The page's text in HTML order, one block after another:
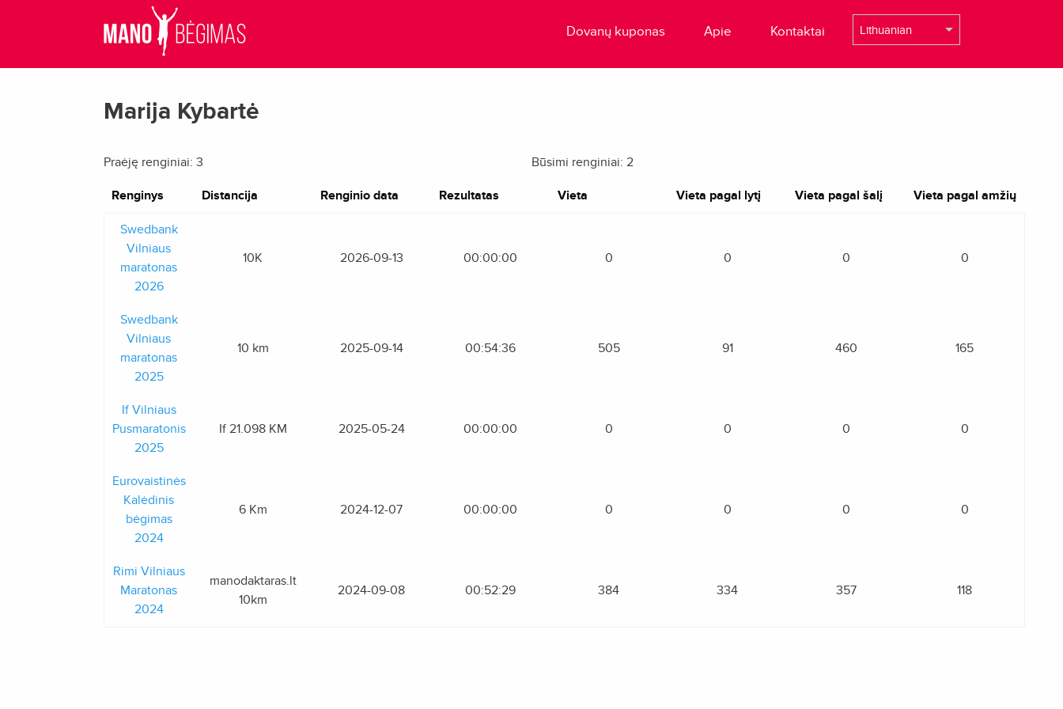
Dovanų kuponas Apie Kontaktai
Marija Kybartė
Praėję renginiai: 3 Būsimi renginiai: 2
Renginys Distancija Renginio data Rezultatas Vieta Vieta pagal lytį Vieta pagal šalį Vieta pagal amžių
Swedbank
Vilniaus
maratonas
2026
10K 2026-09-13 00:00:00 0 0 0 0
Swedbank
Vilniaus
maratonas
2025
10 km 2025-09-14 00:54:36 505 91 460 165
If Vilniaus
Pusmaratonis
2025
If 21.098 KM 2025-05-24 00:00:00 0 0 0 0
Eurovaistinės
Kalėdinis
bėgimas
2024
6 Km 2024-12-07 00:00:00 0 0 0 0
Rimi Vilniaus
Maratonas
2024
manodaktaras.lt
10km
2024-09-08 00:52:29 384 334 357 118